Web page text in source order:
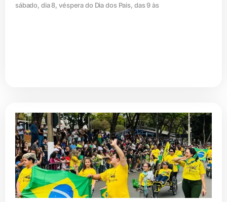
sábado, dia 8, véspera do Dia dos Pais, das 9 às